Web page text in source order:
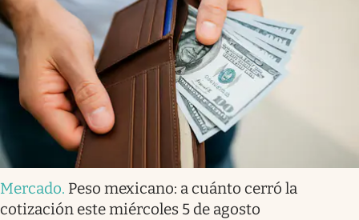
Mercado. Peso mexicano: a cuánto cerró la
cotización este miércoles 5 de agosto